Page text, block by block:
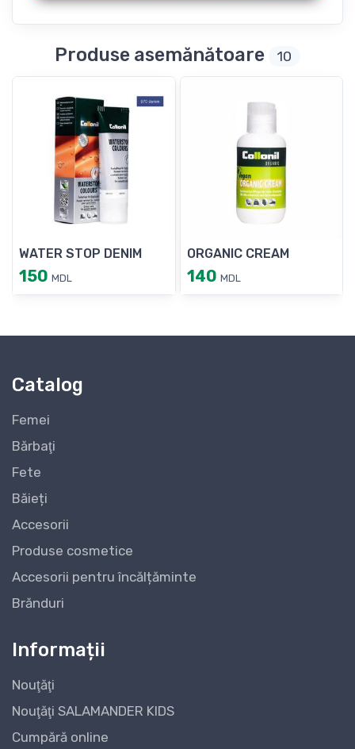
Produse asemănătoare 10
WATER STOP DENIM
150 MDL
ORGANIC CREAM
140 MDL
Catalog
Femei
Bărbaţi
Fete
Băieți
Accesorii
Produse cosmetice
Accesorii pentru încălțăminte
Brănduri
Informații
Nouţăţi
Nouţăţi SALAMANDER KIDS
Cumpără online